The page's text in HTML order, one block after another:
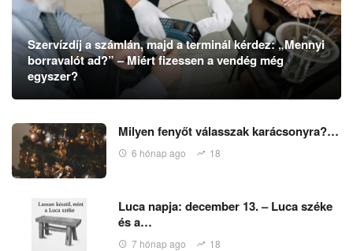
Szervízdíj a számlán, majd a terminál kérdez: „Mennyi
borravalót ad?” – Miért fizessen a vendég még
egyszer?
Milyen fenyőt válasszak karácsonyra?…
6 hónap ago 18
Luca napja: december 13. – Luca széke
és a…
7 hónap ago 18